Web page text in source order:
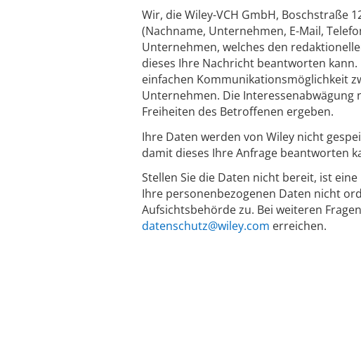
Wir, die Wiley-VCH GmbH, Boschstraße
(Nachname, Unternehmen, E-Mail,
Unternehmen, welches den
dieses Ihre Nachricht beantworten
einfachen Kommunikationsmöglichkeit
Unternehmen. Die Interessenabwägung
Freiheiten des Betroffenen ergeben.
Ihre Daten werden von Wiley nicht
damit dieses Ihre Anfrage beantworten
Stellen Sie die Daten nicht bereit, ist
Ihre personenbezogenen Daten nicht
Aufsichtsbehörde zu. Bei weiteren
datenschutz@wiley.com erreichen.